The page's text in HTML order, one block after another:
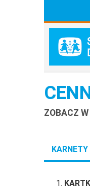
ZOBACZ